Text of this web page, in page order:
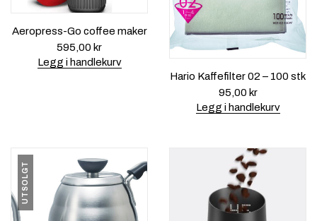
Aeropress-Go coffee maker
595,00 kr
Legg i handlekurv
Hario Kaffefilter 02 – 100 stk
95,00 kr
Legg i handlekurv
UTSOLGT